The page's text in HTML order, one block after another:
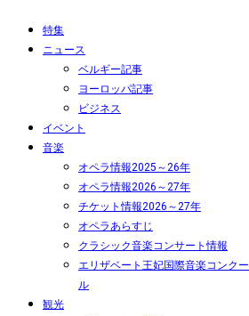
特集
ニュース
ベルギー記事
ヨーロッパ記事
ビジネス
イベント
音楽
オペラ情報2025～26年
オペラ情報2026～27年
チケット情報2026～27年
オペラあらすじ
クラシック音楽コンサート情報
エリザベート王妃国際音楽コンクー
ル
観光